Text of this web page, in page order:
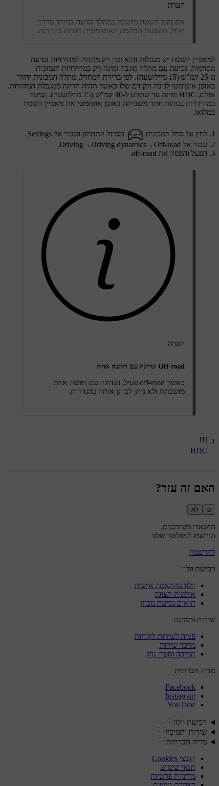
הערה
אם מצב השטח מושבת במהלך נסיעה במורד מדרון
תלול, השפעת הבלימה האוטומטית תפחת בהדרגה.
למאפיין השטח יש מגבלות והוא זמין רק מתחת למהירויות נסיעה
מסוימות. נסיעה עם מתלה מוגבה זמינה רק במהירויות הנמוכות
מ-25 קמ"ש (15 מייל/שעה). לפי ברירת המחדל, מתלה המכונית יחזור
באופן אוטומטי לגובה הקודם שלו כאשר תהיה חריגה ממגבלת המהירות.
אולם, HDC זמינה עד שתגיע ל-40 קמ"ש (25 מייל/שעה). נסיעה
במהירויות גבוהות יותר משביתה באופן אוטומטי את מאפיין השטח
במלואו.
לחץ על סמל המכונית בסרגל התחתון ועבור אל Settings
.
עבור אל
Driving → Driving dynamics→Off-road
.
הפעל והפסק את off-road.
הערה
Off-road ונהיגה עם דוושה אחת
כאשר off-road פעיל, הנהיגה עם דוושה אחת
מושבתת ולא ניתן לכוונן אותה בהגדרות.
[1]
HDC
האם זה עזר?
כן לא